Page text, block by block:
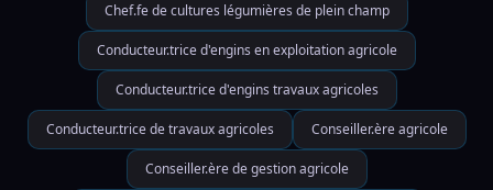
Chef.fe de cultures légumières de plein champ
Conducteur.trice d'engins en exploitation agricole
Conducteur.trice d'engins travaux agricoles
Conducteur.trice de travaux agricoles Conseiller.ère agricole
Conseiller.ère de gestion agricole